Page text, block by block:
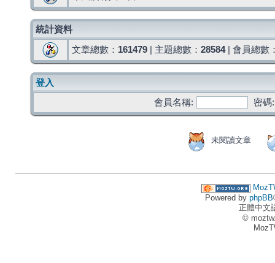
統計資料
文章總數： 161479 | 主題總數： 28584| 會員總數
登入
會員名稱:
密碼:
未閱讀文章
Powered by phpBB
正體中文
©